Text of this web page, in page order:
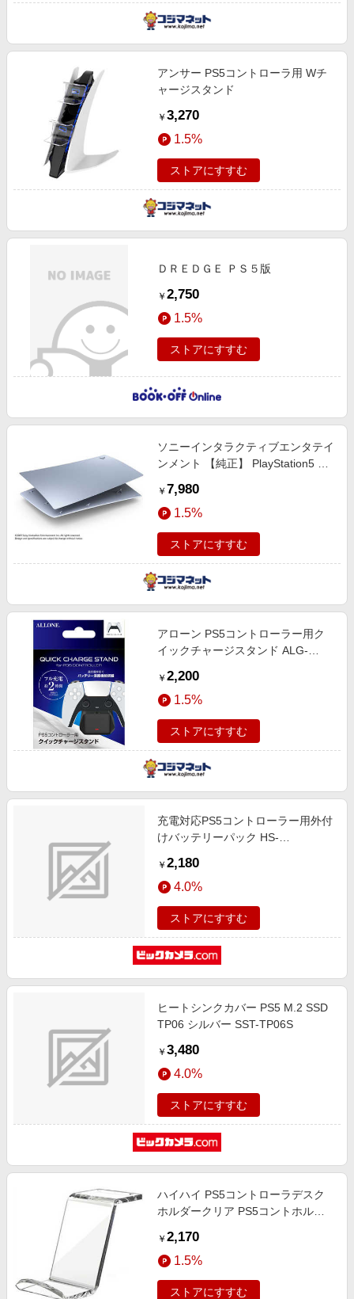
アンサー PS5コントローラ用 Wチ
ャージスタンド
￥ 3,270
1.5%
ストアにすすむ
ＤＲＥＤＧＥ ＰＳ５版
￥ 2,750
1.5%
ストアにすすむ
ソニーインタラクティブエンタテイ
ンメント 【純正】 PlayStation5 デ
ターリング シルバー [PS5] CFIJ-
16015
￥ 7,980
1.5%
ストアにすすむ
アローン PS5コントローラー用ク
イックチャージスタンド ALG-
￥ 2,200
1.5%
ストアにすすむ
充電対応PS5コントローラー用外付
けバッテリーパック HS-
￥ 2,180
4.0%
ストアにすすむ
ヒートシンクカバー PS5 M.2 SSD
TP06 シルバー SST-TP06S
￥ 3,480
4.0%
ストアにすすむ
ハイハイ PS5コントローラデスク
ホルダークリア PS5コントホルダ
￥ 2,170
1.5%
ストアにすすむ